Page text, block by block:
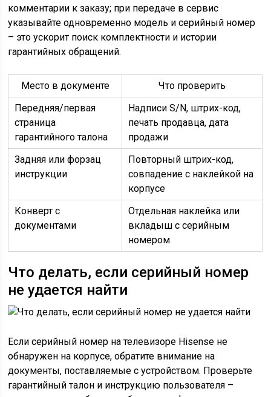
комментарии к заказу; при передаче в сервис
указывайте одновременно модель и серийный номер
– это ускорит поиск комплектности и истории
гарантийных обращений.
Место в документе
Что проверить
Передняя/первая
страница
гарантийного талона
Надписи S/N, штрих-код,
печать продавца, дата
продажи
Задняя или форзац
инструкции
Повторный штрих-код,
совпадение с наклейкой на
корпусе
Конверт с
документами
Отдельная наклейка или
вкладыш с серийным
номером
Что делать, если серийный номер
не удается найти
Если серийный номер на телевизоре Hisense не
обнаружен на корпусе, обратите внимание на
документы, поставляемые с устройством. Проверьте
гарантийный талон и инструкцию пользователя –